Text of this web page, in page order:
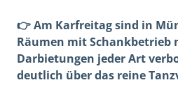
👉 Am Karfreitag sind in
Räumen mit Schankbetrieb
Darbietungen jeder Art
deutlich über das reine